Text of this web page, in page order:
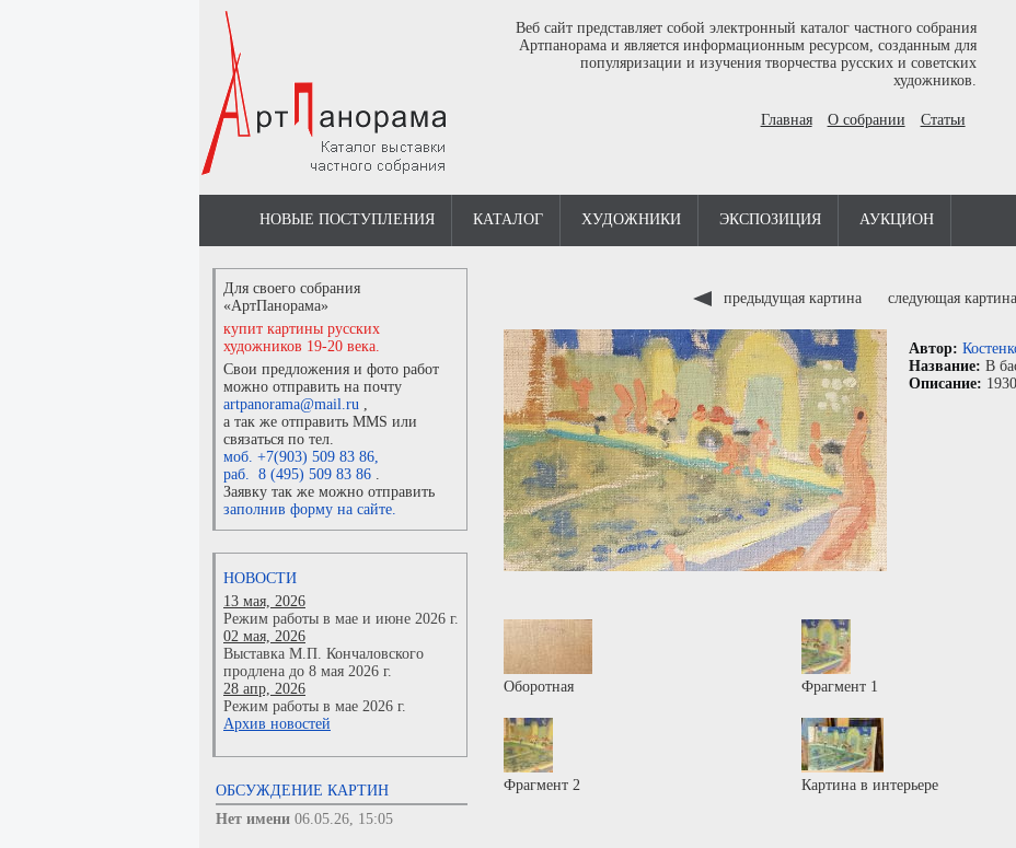
Веб сайт представляет собой электронный каталог частного собрания
Артпанорама и является информационным ресурсом, созданным для
популяризации и изучения творчества русских и советских
художников.
Главная О собрании Статьи
НОВЫЕ ПОСТУПЛЕНИЯ КАТАЛОГ ХУДОЖНИКИ ЭКСПОЗИЦИЯ АУКЦИОН
Для своего собрания
«АртПанорама»
купит картины русских
художников 19-20 века.
Свои предложения и фото работ
можно отправить на почту
artpanorama@mail.ru ,
а так же отправить MMS или
связаться по тел.
моб. +7(903) 509 83 86,
раб. 8 (495) 509 83 86 .
Заявку так же можно отправить
заполнив форму на сайте.
НОВОСТИ
13 мая, 2026
Режим работы в мае и июне 2026 г.
02 мая, 2026
Выставка М.П. Кончаловского
продлена до 8 мая 2026 г.
28 апр, 2026
Режим работы в мае 2026 г.
Архив новостей
ОБСУЖДЕНИЕ КАРТИН
Нет имени 06.05.26, 15:05
предыдущая картина следующая картина
Автор:
Название: В
Описание:
Оборотная Фрагмент 1
Фрагмент 2 Картина в интерьере